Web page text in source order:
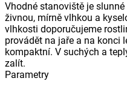
Vhodné stanoviště je
živnou, mírně vlhkou a
vlhkosti doporučujeme
provádět na jaře a na konci
kompaktní. V suchých a
zalít.
Parametry